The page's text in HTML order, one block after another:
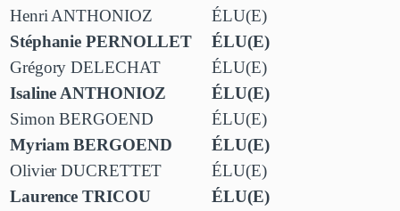
Henri ANTHONIOZ
ÉLU(E)
Stéphanie PERNOLLET
ÉLU(E)
Grégory DELECHAT
ÉLU(E)
Isaline ANTHONIOZ
ÉLU(E)
Simon BERGOEND
ÉLU(E)
Myriam BERGOEND
ÉLU(E)
Olivier DUCRETTET
ÉLU(E)
Laurence TRICOU
ÉLU(E)